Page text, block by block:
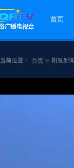
首页
当前位置： 首页 > 阳泉新